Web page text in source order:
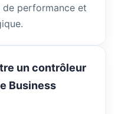
de performance et
un contrôleur
Business